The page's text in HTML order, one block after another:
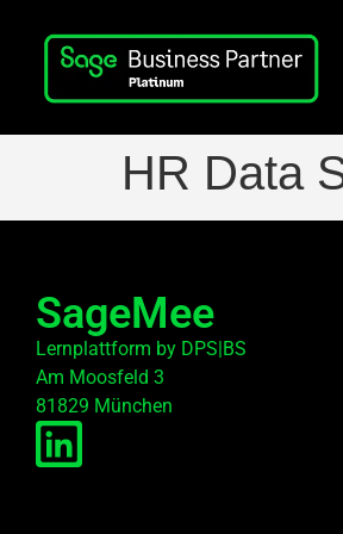
HR Data
SageMee
Lernplattform by DPS|BS
Am Moosfeld 3
81829 München